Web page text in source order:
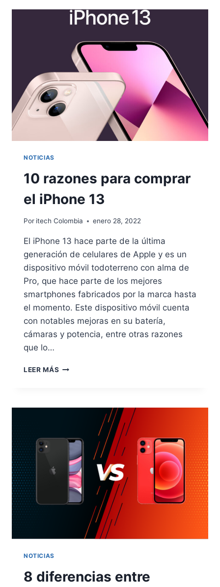
EL
IPHONE
MAX
NOTICIAS
10 razones para comprar
el iPhone 13
Por itech Colombia enero 28, 2022
El iPhone 13 hace parte de la última
generación de celulares de Apple y es un
dispositivo móvil todoterreno con alma de
Pro, que hace parte de los mejores
smartphones fabricados por la marca hasta
el momento. Este dispositivo móvil cuenta
con notables mejoras en su batería,
cámaras y potencia, entre otras razones
que lo…
LEER MÁS 10
EL
NOTICIAS
8 diferencias entre